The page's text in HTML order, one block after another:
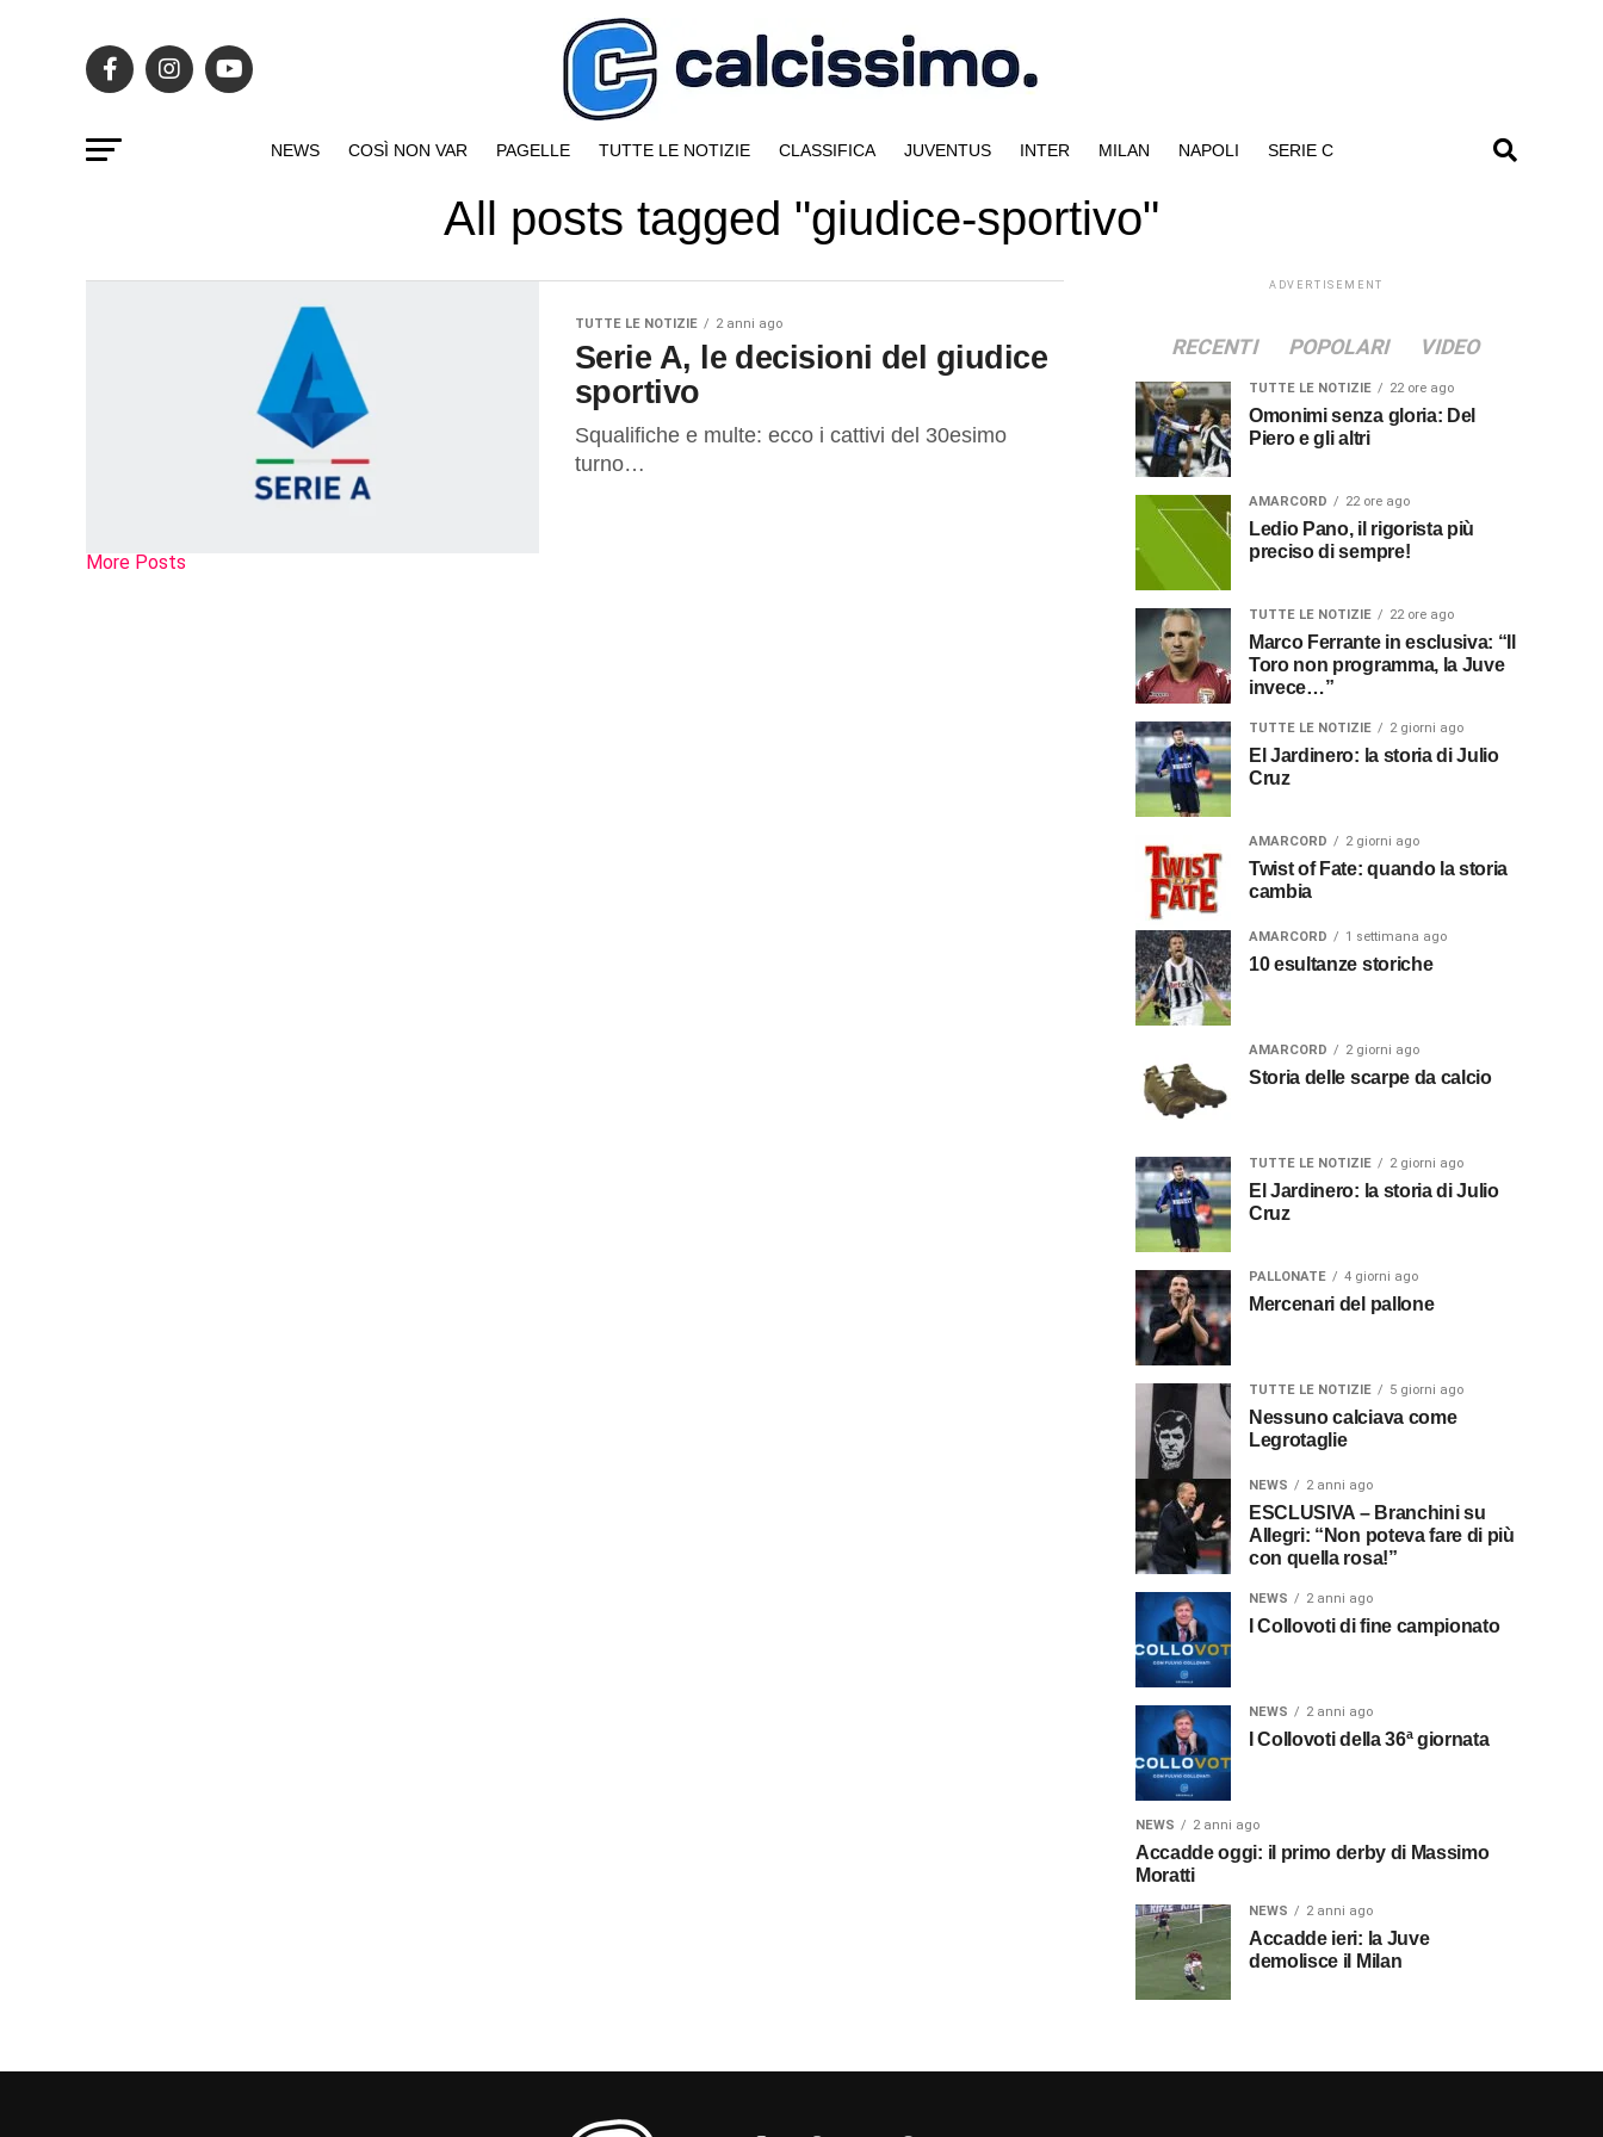
NEWS COSÌ NON VAR PAGELLE TUTTE LE NOTIZIE CLASSIFICA JUVENTUS INTER MILAN NAPOLI SERIE C
All posts tagged "giudice-sportivo"
TUTTE LE NOTIZIE 2 anni ago
Serie A, le decisioni del giudice
sportivo
Squalifiche e multe: ecco i cattivi del 30esimo
turno…
More Posts
ADVERTISEMENT
RECENTI POPOLARI VIDEO
TUTTE LE NOTIZIE 22 ore ago
Omonimi senza gloria: Del
Piero e gli altri
AMARCORD 22 ore ago
Ledio Pano, il rigorista più
preciso di sempre!
TUTTE LE NOTIZIE 22 ore ago
Marco Ferrante in esclusiva: “Il
Toro non programma, la Juve
invece…”
TUTTE LE NOTIZIE 2 giorni ago
El Jardinero: la storia di Julio
Cruz
AMARCORD 2 giorni ago
Twist of Fate: quando la storia
cambia
AMARCORD 1 settimana ago
10 esultanze storiche
AMARCORD 2 giorni ago
Storia delle scarpe da calcio
TUTTE LE NOTIZIE 2 giorni ago
El Jardinero: la storia di Julio
Cruz
PALLONATE 4 giorni ago
Mercenari del pallone
TUTTE LE NOTIZIE 5 giorni ago
Nessuno calciava come
Legrotaglie
NEWS 2 anni ago
ESCLUSIVA – Branchini su
Allegri: “Non poteva fare di più
con quella rosa!”
NEWS 2 anni ago
I Collovoti di fine campionato
NEWS 2 anni ago
I Collovoti della 36ª giornata
NEWS 2 anni ago
Accadde oggi: il primo derby di Massimo
Moratti
NEWS 2 anni ago
Accadde ieri: la Juve
demolisce il Milan